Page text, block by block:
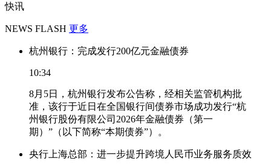
快讯
NEWS FLASH 更多
杭州银行：完成发行200亿元金融债券
10:34
8月5日，杭州银行发布公告称，经相关监管机构批
准，该行于近日在全国银行间债券市场成功发行“杭
州银行股份有限公司2026年金融债券（第一
期）”（以下简称“本期债券”）。
央行上海总部：进一步提升跨境人民币业务服务质效